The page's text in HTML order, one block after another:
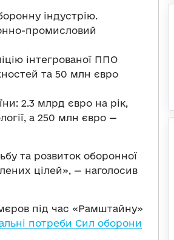
індустрію.
промисловий
інтегрованої ППО
та 50 млн євро
2.3 млрд євро на рік,
а 250 млн євро —
та розвиток оборонної
цілей», — наголосив
під час «Рамштайну»
потреби Сил оборони